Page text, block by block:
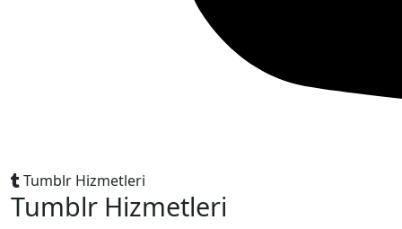
Tumblr Hizmetleri
Tumblr Hizmetleri